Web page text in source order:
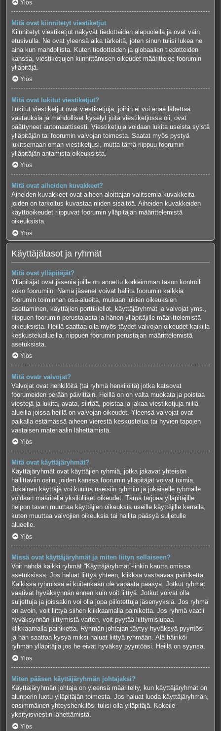
Ylös
Mitä ovat kiinnitetyt viestiketjut
Kiinnitetyt viestiketjut näkyvät tiedotteiden alapuolella ja ovat vain
etusivulla. Ne ovat yleensä aika tärkeitä, joten sinun tulisi lukea ne
aina kun mahdollista. Kuten tiedotteiden ja globaalien tiedotteiden
kanssa, viestiketjujen kiinnittämisen oikeudet määrittelee foorumin
ylläpitäjä.
Ylös
Mitä ovat lukitut viestiketjut?
Lukitut viestiketjut ovat viestiketjuja, joihin ei voi enää lähettää
vastauksia ja mahdolliset kyselyt joita viestiketjussa oli, ovat
päättyneet automaattisesti. Viestiketjuja voidaan lukita useista syistä
ylläpitäjän tai foorumin valvojan toimesta. Saatat myös pystyä
lukitsemaan oman viestiketjusi, mutta tämä riippuu foorumin
ylläpitäjän antamista oikeuksista.
Ylös
Mitä ovat aiheiden kuvakkeet?
Aiheiden kuvakkeet ovat aiheen aloittajan valitsemia kuvakkeita
joiden on tarkoitus kuvastaa niiden sisältöä. Aiheiden kuvakkeiden
käyttöoikeudet riippuvat foorumin ylläpitäjän määrittelemistä
oikeuksista.
Ylös
Käyttäjätasot ja ryhmät
Mitä ovat ylläpitäjät?
Ylläpitäjät ovat jäseniä joille on annettu korkeimman tason kontrolli
koko foorumiin. Nämä jäsenet voivat hallita foorumin kaikkia
foorumin toiminnan osa-alueita, mukaan lukien oikeuksien
asettaminen, käyttäjien porttikiellot, käyttäjäryhmät ja valvojat yms.,
riippuen foorumin perustajasta ja hänen ylläpitäjille määrittelemistä
oikeuksista. Heillä saattaa olla myös täydet valvojan oikeudet kaikilla
keskustelualueilla, riippuen foorumin perustajan määrittelemistä
asetuksista.
Ylös
Mitä ovatr valvojat?
Valvojat ovat henkilöitä (tai ryhmä henkilöitä) jotka katsovat
foorumeiden perään päivittäin. Heillä on on valta muokata ja poistaa
viestejä ja lukita, avata, siirtää, poistaa ja jakaa viestiketjuja niillä
alueilla joissa heillä on valvojan oikeudet. Yleensä valvojat ovat
paikalla estämässä aiheen vierestä keskustelua tai hyvien tapojen
vastaisen materiaalin lähettämistä.
Ylös
Mitä ovat käyttäjäryhmät?
Käyttäjäryhmät ovat käyttäjien ryhmiä, jotka jakavat yhteisön
hallittaviin osiin, joiden kanssa foorumin ylläpitäjät voivat toimia.
Jokainen käyttäjä voi kuulua useisiin ryhmiin ja jokaiselle ryhmälle
voidaan määritellä yksilölliset oikeudet. Tämä tarjoaa ylläpitäjille
helpon tavan muuttaa käyttäjien oikeuksia useille käyttäjille kerralla,
kuten muuttaa valvojien oikeuksia tai hallita pääsyä suljetulle
alueelle.
Ylös
Missä ovat käyttäjäryhmät ja miten liityn sellaiseen?
Voit nähdä kaikki ryhmät “Käyttäjäryhmät”-linkin kautta omissa
asetuksissa. Jos haluat liittyä yhteen, klikkaa vastaavaa painiketta.
Kaikissa ryhmissä ei kuitenkaan ole vapaata pääsyä. Jotkut ryhmät
vaativat hyväksynnän ennen kuin voit liittyä. Jotkut voivat olla
suljettuja ja joissakin voi olla jopa piilotettuja jäsenyyksiä. Jos ryhmä
on avoin, voit liittyä siihen klikkaamalla painiketta. Jos ryhmä vaatii
hyväksynnän liittymistä varten, voit pyytää liittymislupaa
klikkaamalla painiketta. Ryhmän johtajan täytyy hyväksyä pyyntösi
ja hän saattaa kysyä miksi haluat liittyä ryhmään. Älä häiriköi
ryhmän ylläpitäjiä jos he eivät hyväksy pyyntöäsi. Heillä on syynsä.
Ylös
Miten pääsen käyttäjäryhmän johtajaksi?
Käyttäjäryhmän johtaja on yleensä määritelty, kun käyttäjäryhmät on
alunperin luotu ylläpitäjän toimesta. Jos haluat luoda käyttäjäryhmän,
ensimmäinen yhteyshenkilösi tulisi olla ylläpitäjä. Kokeile
yksityisviestin lähettämistä.
Ylös